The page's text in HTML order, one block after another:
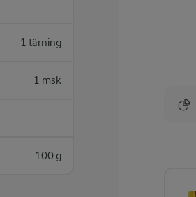
1 tärning
1 msk
100 g